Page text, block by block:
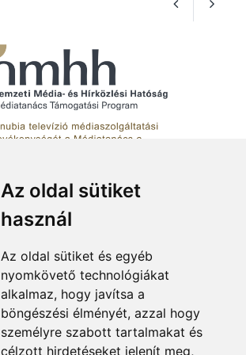
Az oldal sütiket
használ
Az oldal sütiket és egyéb
nyomkövető technológiákat
alkalmaz, hogy javítsa a
böngészési élményét, azzal hogy
személyre szabott tartalmakat és
célzott hirdetéseket jelenít meg,
KULTÚRA
A kimondatlan üzenetek
foglalkozások Szentendrén
Az Ön fotója is bekerülhet a
WMO 2027-es naptárába
HÍRLEVÉL
RSS
JOGI NYILATKOZAT
KAPCSOLAT
OLDALTÉRKÉP